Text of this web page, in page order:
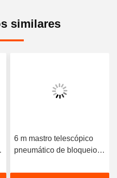
similares
6 m mastro telescópico
pneumático de bloqueio
mastro de